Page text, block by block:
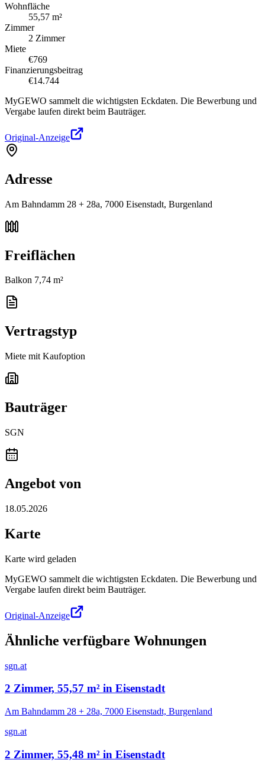
Wohnfläche
55,57 m²
Zimmer
2 Zimmer
Miete
€769
Finanzierungsbeitrag
€14.744
MyGEWO sammelt die wichtigsten Eckdaten. Die Bewerbung und
Vergabe laufen direkt beim Bauträger.
Original-Anzeige
Adresse
Am Bahndamm 28 + 28a, 7000 Eisenstadt, Burgenland
Freiflächen
Balkon 7,74 m²
Vertragstyp
Miete mit Kaufoption
Bauträger
SGN
Angebot von
18.05.2026
Karte
Karte wird geladen
MyGEWO sammelt die wichtigsten Eckdaten. Die Bewerbung und
Vergabe laufen direkt beim Bauträger.
Original-Anzeige
Ähnliche verfügbare Wohnungen
sgn.at
2 Zimmer, 55,57 m² in Eisenstadt
Am Bahndamm 28 + 28a, 7000 Eisenstadt, Burgenland
sgn.at
2 Zimmer, 55,48 m² in Eisenstadt